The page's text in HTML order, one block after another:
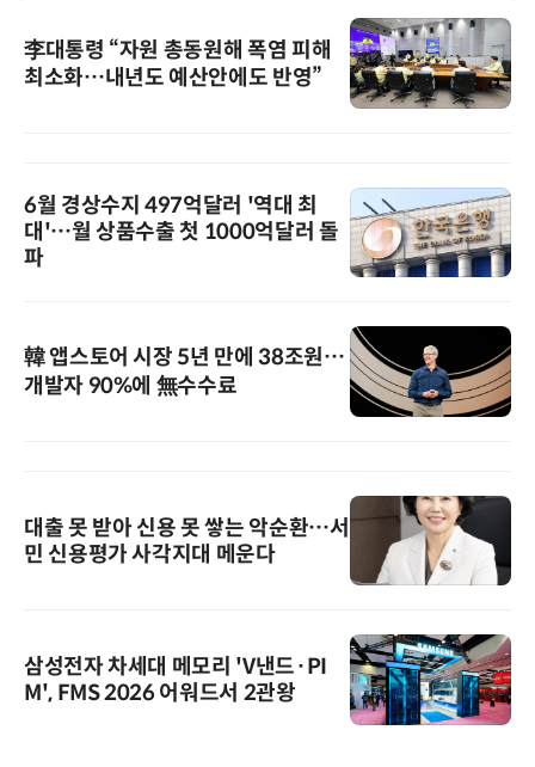
李대통령 “자원 총동원해 폭염 피해
최소화…내년도 예산안에도 반영”
6월 경상수지 497억달러 '역대 최
대'…월 상품수출 첫 1000억달러 돌
파
韓 앱스토어 시장 5년 만에 38조원…
개발자 90%에 無수수료
대출 못 받아 신용 못 쌓는 악순환…서
민 신용평가 사각지대 메운다
삼성전자 차세대 메모리 'V낸드·PI
M', FMS 2026 어워드서 2관왕